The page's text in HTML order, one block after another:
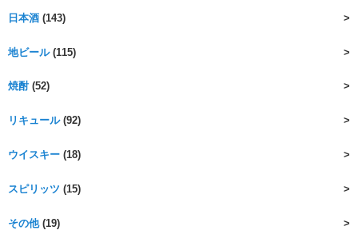
日本酒 (143)
地ビール(115)
焼酎(52)
リキュール(92)
ウイスキー (18)
スピリッツ (15)
その他(19)